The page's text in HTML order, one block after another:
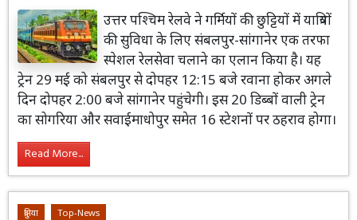
उत्तर पश्चिम रेलवे ने गर्मियों की छुट्टियों में यात्रियों
की सुविधा के लिए संबलपुर-सांगानेर एक तरफा
स्पेशल रेलसेवा चलाने का एलान किया है। यह
ट्रेन 29 मई को संबलपुर से दोपहर 12:15 बजे रवाना होकर अगले
दिन दोपहर 2:00 बजे सांगानेर पहुंचेगी। इस 20 डिब्बों वाली ट्रेन
का सोगरिया और सवाईमाधोपुर समेत 16 स्टेशनों पर ठहराव होगा।
Read More...
दुनिया Top-News